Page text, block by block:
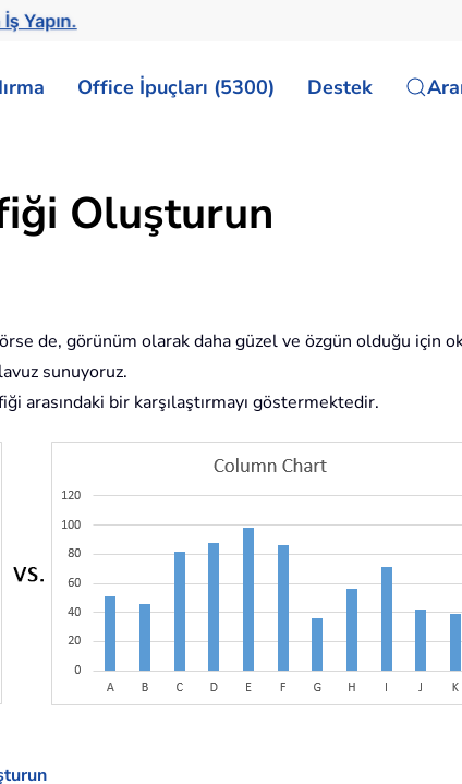
Yapın.
Office İpuçları (5300) Destek
Oluşturun
de, görünüm olarak daha güzel ve özgün olduğu için
sunuyoruz.
arasındaki bir karşılaştırmayı göstermektedir.